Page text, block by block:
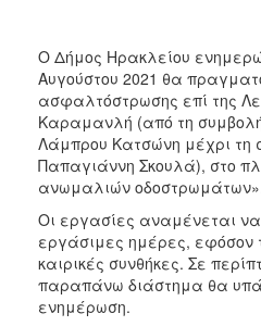
2011
2010
2006
ΔΗΜΟΤΗΣ
ΕΠΙΣΚΕΠΤΗΣ
Ο Δήμος Ηρακλείου
Αυγούστου 2021 θα
ασφαλτόστρωσης επί της
Καραμανλή (από τη
Λάμπρου Κατσώνη μέχρι τη
Παπαγιάννη Σκουλά), στο
ανωμαλιών
Οι εργασίες αναμένεται
εργάσιμες ημέρες, εφόσον
καιρικές συνθήκες. Σε
παραπάνω διάστημα θα
ενημέρωση.